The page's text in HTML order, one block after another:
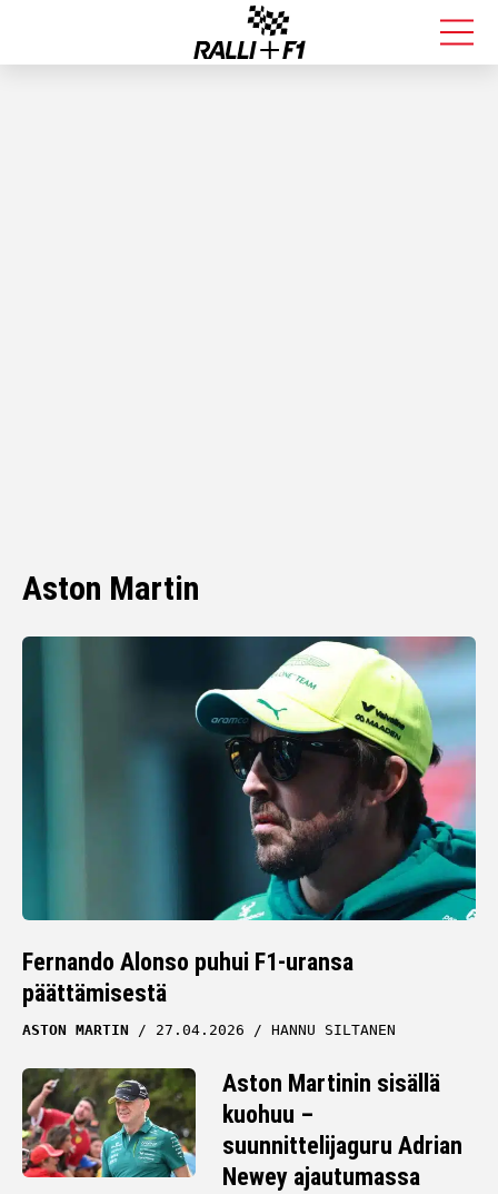
Aston Martin
Fernando Alonso puhui F1-uransa
päättämisestä
ASTON MARTIN 27.04.2026 HANNU SILTANEN
Aston Martinin sisällä
kuohuu –
suunnittelijaguru Adrian
Newey ajautumassa